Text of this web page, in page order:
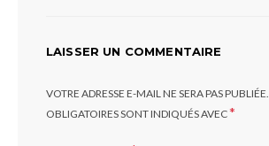
LAISSER UN COMMENTAIRE
VOTRE ADRESSE E-MAIL NE SERA PAS PUBLIÉE.
OBLIGATOIRES SONT INDIQUÉS AVEC*